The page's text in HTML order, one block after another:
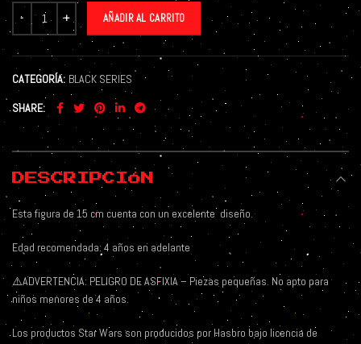
AÑADIR AL CARRITO
CATEGORÍA: BLACK SERIES
SHARE
DESCRIPCIÓN
Esta figura de 15 cm cuenta con un excelente diseño.
Edad recomendada: 4 años en adelante
⚠️ADVERTENCIA: PELIGRO DE ASFIXIA – Piezas pequeñas. No apto para
niños menores de 4 años.
Los productos Star Wars son producidos por Hasbro bajo licencia de